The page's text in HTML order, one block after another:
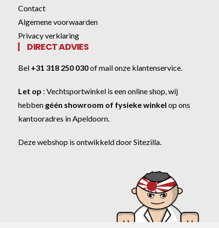
Contact
Algemene voorwaarden
Privacy verklaring
DIRECT ADVIES
Bel +31 318 250 030ofmail onze klantenservice
Let op :Vechtsportwinkel is een online shop, wij
hebben géén showroom of fysieke winkel op ons
kantooradres in Apeldoorn.
Deze webshop is ontwikkeld doorSitezilla